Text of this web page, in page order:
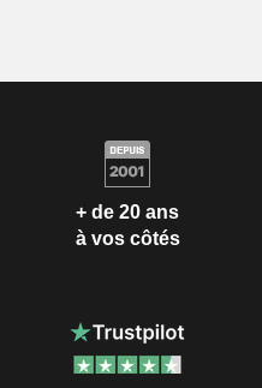
+ de 20 ans
à vos côtés